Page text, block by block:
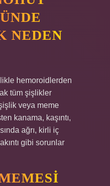
NEDEN
hemoroidlerden
tüm şişlikler
veya meme
kanama, kaşıntı,
ağrı, kirli iç
gibi sorunlar